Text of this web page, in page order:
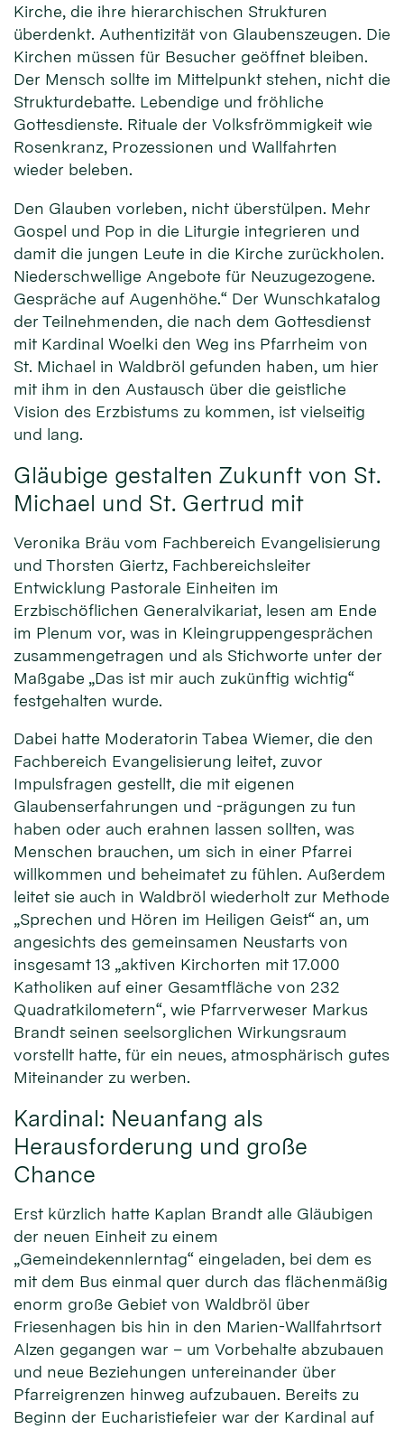
Kirche, die ihre hierarchischen Strukturen
überdenkt. Authentizität von Glaubenszeugen. Die
Kirchen müssen für Besucher geöffnet bleiben.
Der Mensch sollte im Mittelpunkt stehen, nicht die
Strukturdebatte. Lebendige und fröhliche
Gottesdienste. Rituale der Volksfrömmigkeit wie
Rosenkranz, Prozessionen und Wallfahrten
wieder beleben.
Den Glauben vorleben, nicht überstülpen. Mehr
Gospel und Pop in die Liturgie integrieren und
damit die jungen Leute in die Kirche zurückholen.
Niederschwellige Angebote für Neuzugezogene.
Gespräche auf Augenhöhe.“ Der Wunschkatalog
der Teilnehmenden, die nach dem Gottesdienst
mit Kardinal Woelki den Weg ins Pfarrheim von
St. Michael in Waldbröl gefunden haben, um hier
mit ihm in den Austausch über die geistliche
Vision des Erzbistums zu kommen, ist vielseitig
und lang.
Gläubige gestalten Zukunft von St.
Michael und St. Gertrud mit
Veronika Bräu vom Fachbereich Evangelisierung
und Thorsten Giertz, Fachbereichsleiter
Entwicklung Pastorale Einheiten im
Erzbischöflichen Generalvikariat, lesen am Ende
im Plenum vor, was in Kleingruppengesprächen
zusammengetragen und als Stichworte unter der
Maßgabe „Das ist mir auch zukünftig wichtig“
festgehalten wurde.
Dabei hatte Moderatorin Tabea Wiemer, die den
Fachbereich Evangelisierung leitet, zuvor
Impulsfragen gestellt, die mit eigenen
Glaubenserfahrungen und -prägungen zu tun
haben oder auch erahnen lassen sollten, was
Menschen brauchen, um sich in einer Pfarrei
willkommen und beheimatet zu fühlen. Außerdem
leitet sie auch in Waldbröl wiederholt zur Methode
„Sprechen und Hören im Heiligen Geist“ an, um
angesichts des gemeinsamen Neustarts von
insgesamt 13 „aktiven Kirchorten mit 17.000
Katholiken auf einer Gesamtfläche von 232
Quadratkilometern“, wie Pfarrverweser Markus
Brandt seinen seelsorglichen Wirkungsraum
vorstellt hatte, für ein neues, atmosphärisch gutes
Miteinander zu werben.
Kardinal: Neuanfang als
Herausforderung und große
Chance
Erst kürzlich hatte Kaplan Brandt alle Gläubigen
der neuen Einheit zu einem
„Gemeindekennlerntag“ eingeladen, bei dem es
mit dem Bus einmal quer durch das flächenmäßig
enorm große Gebiet von Waldbröl über
Friesenhagen bis hin in den Marien-Wallfahrtsort
Alzen gegangen war – um Vorbehalte abzubauen
und neue Beziehungen untereinander über
Pfarreigrenzen hinweg aufzubauen. Bereits zu
Beginn der Eucharistiefeier war der Kardinal auf